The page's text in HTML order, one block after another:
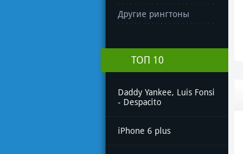
Другие рингтоны
ТОП 10
Daddy Yankee, Luis Fonsi
- Despacito
iPhone 6 plus